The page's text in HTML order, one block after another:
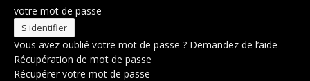
votre mot de passe
Vous avez oublié votre mot de passe ? Demandez de l’aide
Récupération de mot de passe
Récupérer votre mot de passe